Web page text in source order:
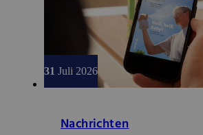
31 Juli 2026
Nachrichten